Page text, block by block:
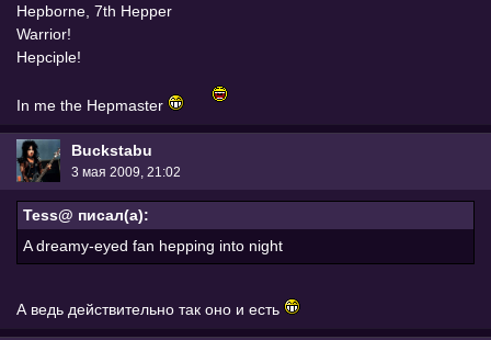
Hepborne, 7th Hepper
Warrior!
Hepciple!
In me the Hepmaster
Buckstabu
3 мая 2009, 21:02
Tess@ писал(а):
A dreamy-eyed fan hepping into night
А ведь действительно так оно и есть